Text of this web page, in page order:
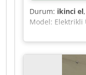
Durum: ikinci el
Model: Elektrikli
Yılı: 2009
Çalışma Hacmi:
650x650 mm
Üretim Yılı: